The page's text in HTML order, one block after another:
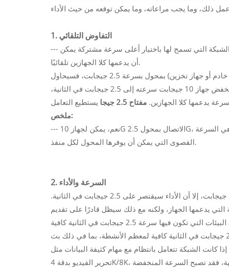
1. التفاوض التلقائي
--- التفاوض التلقائي هو ميزة رئيسية في محولات الإيثرنت الحديثة وأجهزة الشبكة التي تسمح لها باختيار أعلى سرعة مشتركة يمكن
أن يدعمها كلا الجهازين تلقائيًا.
إذا تم توصيل جهاز بسرعة 10 جيجابت (مثل بطاقة واجهة الشبكة أو خادم أو جهاز تخزين) بمحول بسرعة 2.5 جيجابت، فسيحاول
الجهازان التفاوض على أعلى سرعة يدعمها كلاهما. في هذه الحالة، سيخفض جهاز 10 جيجابت سرعته إلى 2.5 جيجابت في الثانية،
يدعمها كلا الجهازين. مفتاح 2.5 جيجا
ملخص:
--- نعم، يمكن لجهاز 10G الاتصال بمحول 2.5G، ولكن السرعة ستكون محدودة إلى 2.5 جيجابت في الثانية، لأن هذه هي السرعة
القصوى التي يمكن أن يوفرها المحول لكل منفذ.
2. السرعة والأداء
على الرغم من إمكانية اتصال جهاز بسرعة 10 جيجابت بمحول بسرعة 2.5 جيجابت، إلا أن الأداء سيقتصر على 2.5 جيجابت في الثانية.
مقارنةً بسرعة 10 جيجابت في الثانية التي يدعمها الجهاز، ولكنه مع ذلك سيظل قادرًا على تقديم
على سبيل المثال، في شبكة منزلية أو مكتبية صغيرة، قد تكون سرعة 2.5 جيجابت في الثانية كافية لمعظم الأنشطة، بما في ذلك بث
كانت الشبكة تتعامل بانتظام مع مهام كثيفة البيانات مثل
تحرير الفيديو بدقة 4K/8K، أو المحاكاة الافتراضية المكثفة، أو النسخ الاحتياطي للبيانات بسرعة عالية، فقد تصبح السرعة المنخفضة